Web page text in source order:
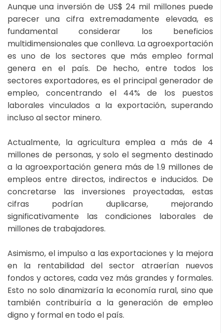
Aunque una inversión de US$ 24 mil millones puede
parecer una cifra extremadamente elevada, es
fundamental considerar los beneficios
multidimensionales que conlleva. La agroexportación
es uno de los sectores que más empleo formal
genera en el país. De hecho, entre todos los
sectores exportadores, es el principal generador de
empleo, concentrando el 44% de los puestos
laborales vinculados a la exportación, superando
incluso al sector minero.
Actualmente, la agricultura emplea a más de 4
millones de personas, y solo el segmento destinado
a la agroexportación genera más de 1.9 millones de
empleos entre directos, indirectos e inducidos. De
concretarse las inversiones proyectadas, estas
cifras podrían duplicarse, mejorando
significativamente las condiciones laborales de
millones de trabajadores.
Asimismo, el impulso a las exportaciones y la mejora
en la rentabilidad del sector atraerían nuevos
fondos y actores, cada vez más grandes y formales.
Esto no solo dinamizaría la economía rural, sino que
también contribuiría a la generación de empleo
digno y formal en todo el país.